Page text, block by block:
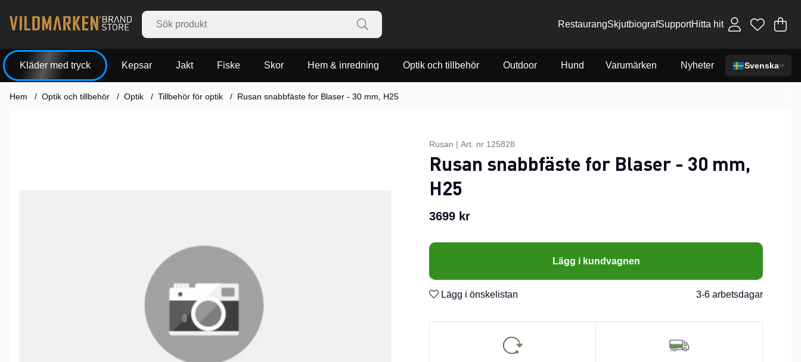
RestaurangSkjutbiografSupportHitta hit .
Kläder med tryck Kepsar Jakt Fiske Skor Hem & inredning Optik och tillbehör Outdoor Hund Varumärken Nyheter Svenska
Hem Optik och tillbehör Optik Tillbehör för optik Rusan snabbfäste for Blaser - 30 mm, H25
Rusan | Art. nr 125828
Rusan snabbfäste for Blaser - 30 mm,
H25
3699 kr
Lägg i kundvagnen
Lägg i önskelistan 3-6 arbetsdagar